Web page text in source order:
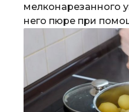
мелконарезанного
него пюре при